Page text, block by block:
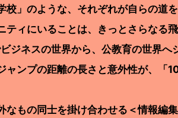
」のような、それぞれが自らの道
ィにいることは、きっとさらなる
ジネスの世界から、公教育の世界へ
ャンプの距離の長さと意外性が、「
なもの同士を掛け合わせる＜情報編